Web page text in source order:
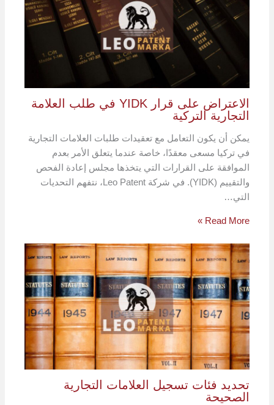
الاعتراض على قرار YIDK في طلب العلامة
التجارية التركية
يمكن أن يكون التعامل مع تعقيدات طلبات العلامات التجارية
في تركيا مسعى معقدًا، خاصة عندما يتعلق الأمر بعدم
الموافقة على القرارات التي يتخذها مجلس إعادة الفحص
والتقييم (YIDK). في شركة Leo Patent، نتفهم التحديات
التي…
Read More »
تحديد فئات تسجيل العلامات التجارية
الصحيحة